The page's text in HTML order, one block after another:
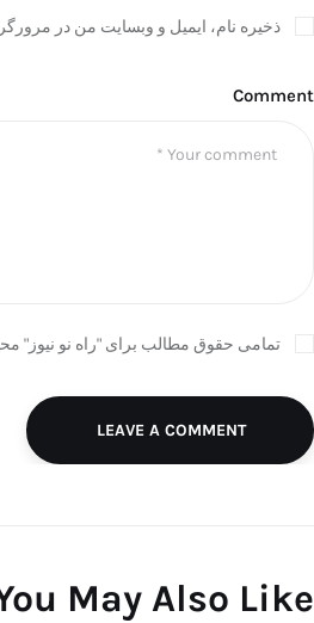
ذخیره نام، ایمیل و وبسایت من در
Comment
تمامی حقوق مطالب برای "راه نو نیوز"
LEAVE A COMMENT
May Also Like